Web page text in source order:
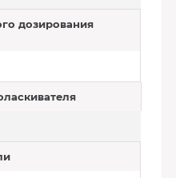
дозирования